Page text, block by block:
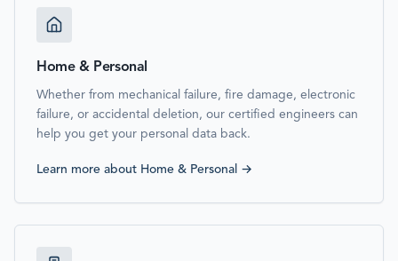
Home & Personal
Whether from mechanical failure, fire damage, electronic
failure, or accidental deletion, our certified engineers can
help you get your personal data back.
Learn more about Home & Personal →